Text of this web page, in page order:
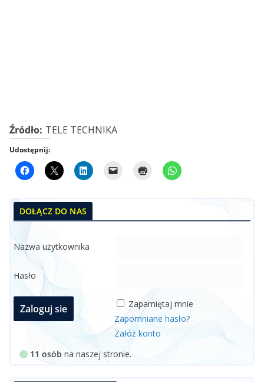
Źródło: TELE TECHNIKA
Udostępnij:
DOŁĄCZ DO NAS
Nazwa użytkownika
Hasło
Zapamiętaj mnie
Zapomniane hasło?
Załóż konto
11 osób na naszej stronie.